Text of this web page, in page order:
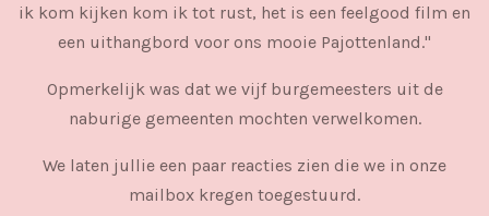
ik kom kijken kom ik tot rust, het is een feelgood film en
een uithangbord voor ons mooie Pajottenland."
Opmerkelijk was dat we vijf burgemeesters uit de
naburige gemeenten mochten verwelkomen.
We laten jullie een paar reacties zien die we in onze
mailbox kregen toegestuurd.